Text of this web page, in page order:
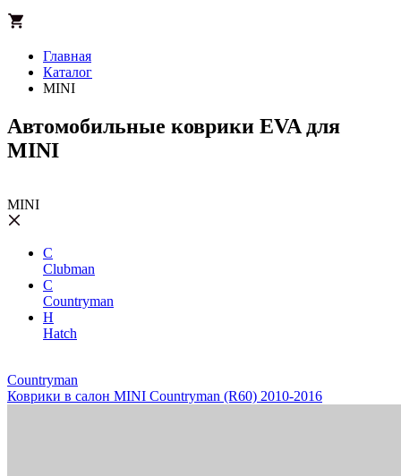
Главная
Каталог
MINI
Автомобильные коврики EVA для
MINI
MINI
C
Clubman
C
Countryman
H
Hatch
Countryman
Коврики в салон MINI Countryman (R60) 2010-2016